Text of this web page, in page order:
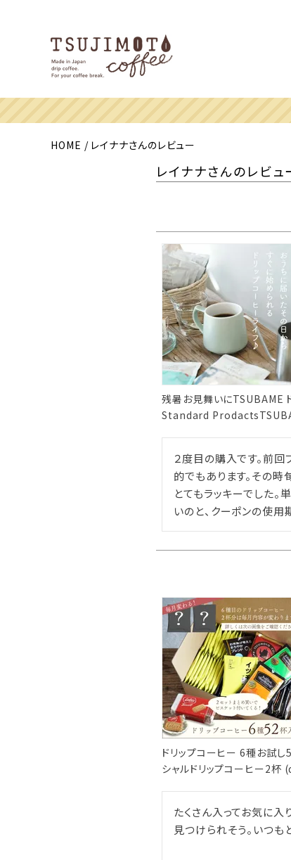
HOME レイナナさんのレビュー
レイナナさんのレビュ
残暑お見舞いにTSUBAME
Standard
２度目の購入です。前回
的でもあります。その
とてもラッキーでした
いのと、クーポンの使用
ドリップコーヒー 6種お試
シャルドリップコーヒー2杯
たくさん入ってお気に
見つけられそう。いつ